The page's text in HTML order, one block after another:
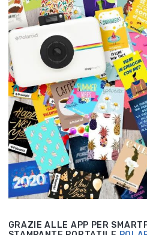
GRAZIE ALLE APP PER